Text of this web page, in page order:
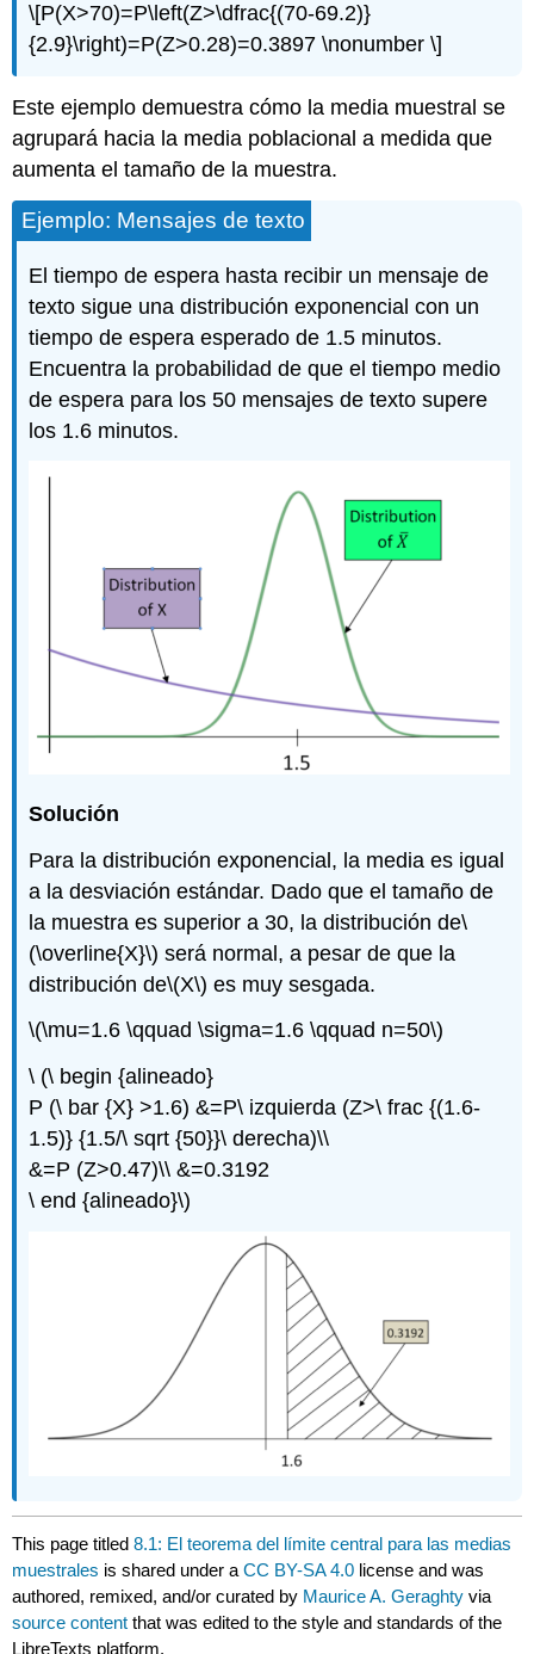
\[P(X>70)=P\left(Z>\dfrac{(70-69.2)}
{2.9}\right)=P(Z>0.28)=0.3897 \nonumber \]
Este ejemplo demuestra cómo la media muestral se
agrupará hacia la media poblacional a medida que
aumenta el tamaño de la muestra.
Ejemplo: Mensajes de texto
El tiempo de espera hasta recibir un mensaje de
texto sigue una distribución exponencial con un
tiempo de espera esperado de 1.5 minutos.
Encuentra la probabilidad de que el tiempo medio
de espera para los 50 mensajes de texto supere
los 1.6 minutos.
Solución
Para la distribución exponencial, la media es igual
a la desviación estándar. Dado que el tamaño de
la muestra es superior a 30, la distribución de\
(\overline{X}\) será normal, a pesar de que la
distribución de\(X\) es muy sesgada.
\(\mu=1.6 \qquad \sigma=1.6 \qquad n=50\)
\ (\ begin {alineado}
P (\ bar {X} >1.6) &=P\ izquierda (Z>\ frac {(1.6-
1.5)} {1.5/\ sqrt {50}}\ derecha)\\
&=P (Z>0.47)\\ &=0.3192
\ end {alineado}\)
This page titled8.1: El teorema del límite central para las medias
muestrales is shared under aCC BY-SA 4.0 license and was
authored, remixed, and/or curated by Maurice A. Geraghty via
source content that was edited to the style and standards of the
LibreTexts platform.